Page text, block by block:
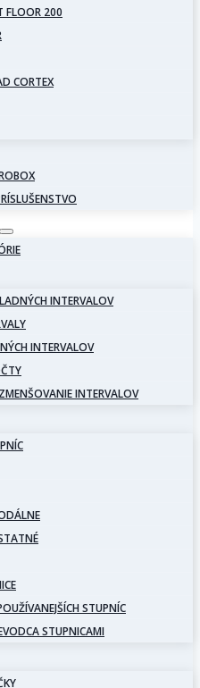
FLOOR 200
CORTEX
INTERVALOV
INTERVALOV
INTERVALOV
STUPNÍC
STUPNICAMI